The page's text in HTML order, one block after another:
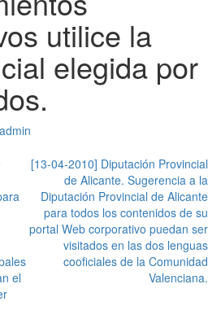
utilice la
elegida por
admin
el
[13-04-2010] Diputación Provincial
de Alicante. Sugerencia a la
Diputación Provincial de Alicante
para todos los contenidos de su
portal Web corporativo puedan ser
visitados en las dos lenguas
cooficiales de la Comunidad
Valenciana.